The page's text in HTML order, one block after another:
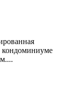
кондоминиуме